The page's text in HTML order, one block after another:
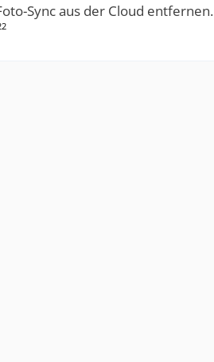
Sync aus der Cloud entfernen.